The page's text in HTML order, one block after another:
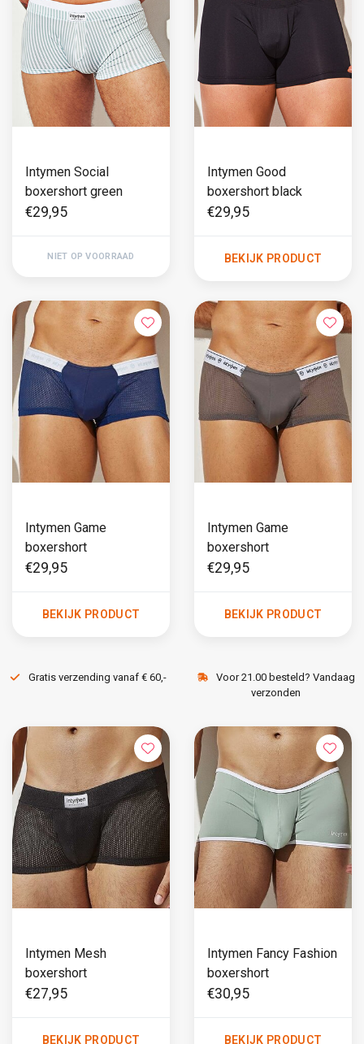
Intymen Social
boxershort green
€29,95
NIET OP VOORRAAD
Intymen Good
boxershort black
€29,95
BEKIJK PRODUCT
Intymen Game
boxershort
€29,95
BEKIJK PRODUCT
Intymen Game
boxershort
€29,95
BEKIJK PRODUCT
Gratis verzending vanaf € 60,-
Voor 21.00 besteld? Vandaag
verzonden
Intymen Mesh
boxershort
€27,95
BEKIJK PRODUCT
Intymen Fancy Fashion
boxershort
€30,95
BEKIJK PRODUCT